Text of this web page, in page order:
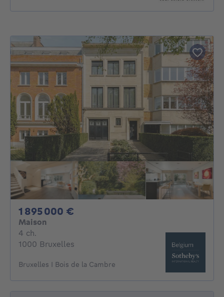
1 895 000 €
Maison
4 ch.
1000 Bruxelles
Bruxelles I Bois de la Cambre